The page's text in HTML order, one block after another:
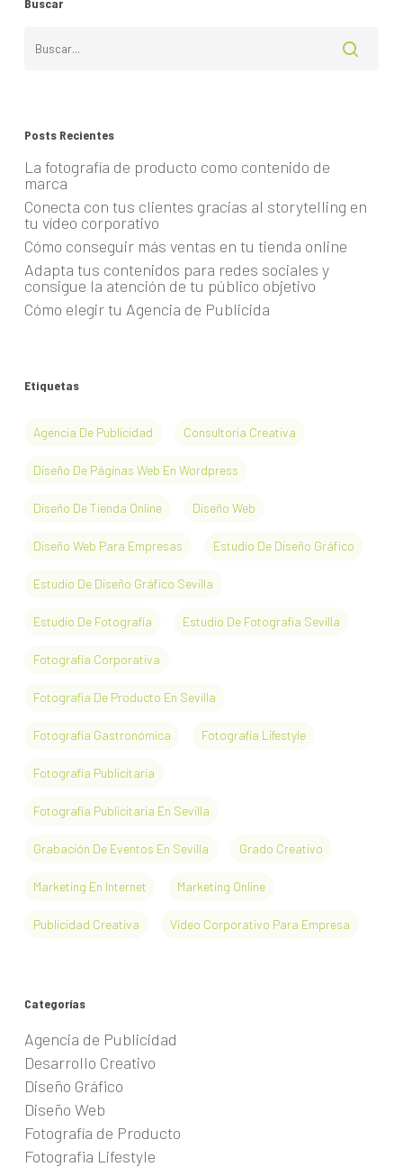
Posts Recientes
La fotografía de producto como contenido de
marca
Conecta con tus clientes gracias al storytelling en
tu vídeo corporativo
Cómo conseguir más ventas en tu tienda online
Adapta tus contenidos para redes sociales y
consigue la atención de tu público objetivo
Cómo elegir tu Agencia de Publicida
Etiquetas
Agencia De Publicidad Consultoría Creativa
Diseño De Páginas Web En Wordpress
Diseño De Tienda Online Diseño Web
Diseño Web Para Empresas Estudio De Diseño Gráfico
Estudio De Diseño Gráfico Sevilla
Estudio De Fotografía Estudio De Fotografía Sevilla
Fotografía Corporativa
Fotografía De Producto En Sevilla
Fotografía Gastronómica Fotografía Lifestyle
Fotografía Publicitaria
Fotografía Publicitaria En Sevilla
Grabación De Eventos En Sevilla Grado Creativo
Marketing En Internet Marketing Online
Publicidad Creativa Vídeo Corporativo Para Empresa
Categorías
Agencia de Publicidad
Desarrollo Creativo
Diseño Gráfico
Diseño Web
Fotografía de Producto
Fotografia Lifestyle